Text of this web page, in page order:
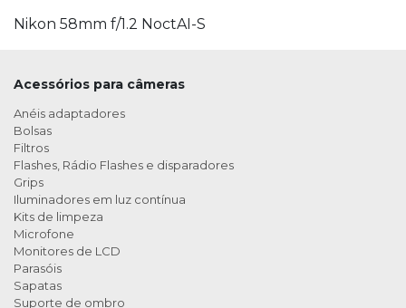
Nikon 58mm f/1.2 NoctAI-S
Acessórios para câmeras
Anéis adaptadores
Bolsas
Filtros
Flashes, Rádio Flashes e disparadores
Grips
Iluminadores em luz contínua
Kits de limpeza
Microfone
Monitores de LCD
Parasóis
Sapatas
Suporte de ombro